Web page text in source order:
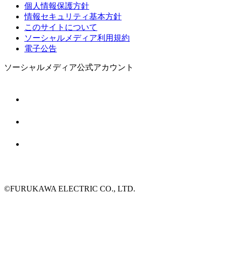
個人情報保護方針
情報セキュリティ基本方針
このサイトについて
ソーシャルメディア利用規約
電子公告
ソーシャルメディア公式アカウント
©FURUKAWA ELECTRIC CO., LTD.